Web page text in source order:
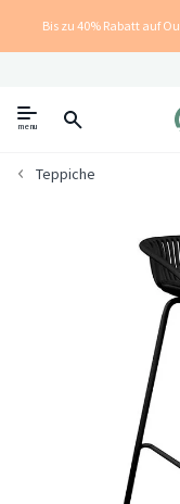
Bis zu 40% Rabatt auf
menu
Teppiche